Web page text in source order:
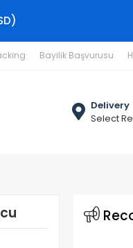
Bayilik Başvurusu
Delivery